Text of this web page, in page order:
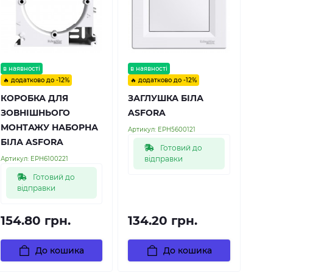
в наявності
🔥 додатково до -12%
КОРОБКА ДЛЯ
ЗОВНІШНЬОГО
МОНТАЖУ НАБОРНА
БІЛА ASFORA
Артикул: EPH6100221
Готовий до
відправки
154.80 грн.
До кошика
в наявності
🔥 додатково до -12%
ЗАГЛУШКА БІЛА
ASFORA
Артикул: EPH5600121
Готовий до
відправки
134.20 грн.
До кошика